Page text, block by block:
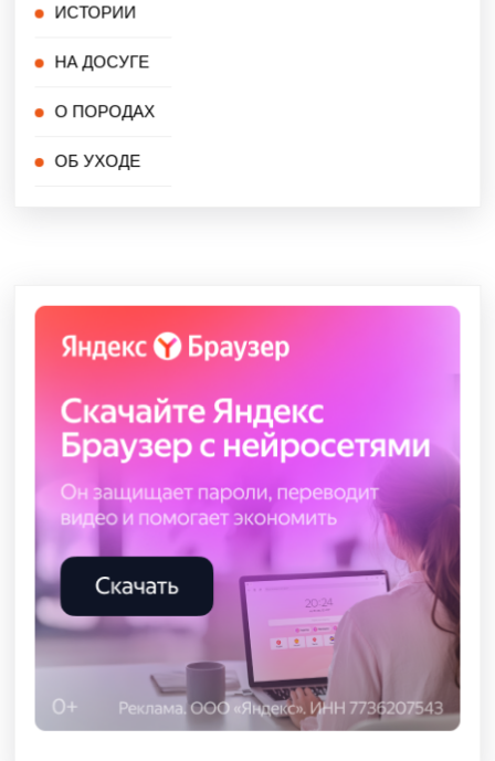
ИСТОРИИ
НА ДОСУГЕ
О ПОРОДАХ
ОБ УХОДЕ